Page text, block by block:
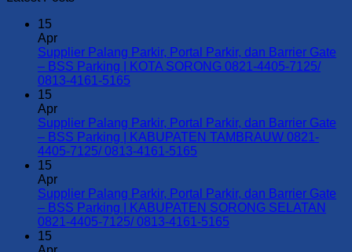
15
Apr
Supplier Palang Parkir, Portal Parkir, dan Barrier Gate
– BSS Parking | KOTA SORONG 0821-4405-7125/
0813-4161-5165
Supplier
Palang
Parkir,
dan
Barrier
Gate
15
Apr
Supplier Palang Parkir, Portal Parkir, dan Barrier Gate
– BSS Parking | KABUPATEN TAMBRAUW 0821-
4405-7125/ 0813-4161-5165
Supplier
Palang
Parkir,
15
Apr
Supplier Palang Parkir, Portal Parkir, dan Barrier Gate
– BSS Parking | KABUPATEN SORONG SELATAN
0821-4405-7125/ 0813-4161-5165
15